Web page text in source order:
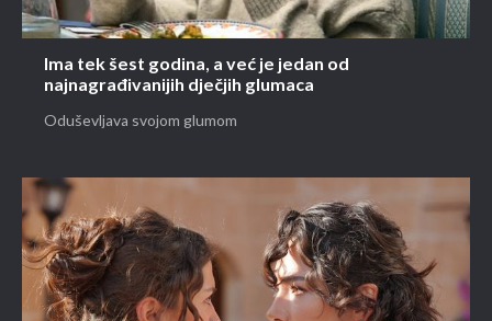
Ima tek šest godina, a već je jedan od
najnagrađivanijih dječjih glumaca
Oduševljava svojom glumom